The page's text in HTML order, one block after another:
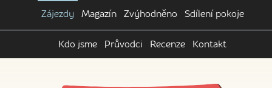
Zájezdy Magazín Zvýhodněno Sdílení pokoje
Kdo jsme Průvodci Recenze Kontakt